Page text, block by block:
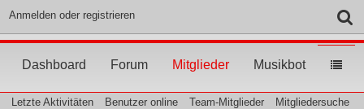
Anmelden oder registrieren
Dashboard Forum Mitglieder Musikbot
Letzte Aktivitäten Benutzer online Team-Mitglieder Mitgliedersuche